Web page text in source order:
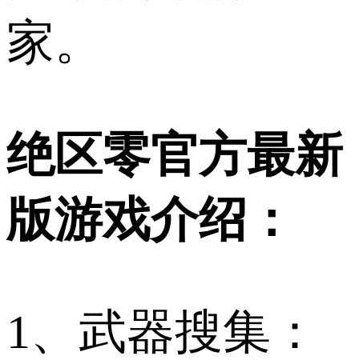
家。
绝区零官方最新
版游戏介绍：
1、武器搜集：